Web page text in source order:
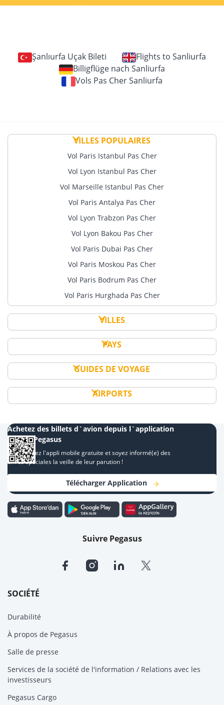
Şanlıurfa Uçak Bileti
Flights to Sanliurfa
Billigflüge nach Sanliurfa
Vols Pas Cher Sanliurfa
VILLES POPULAIRES
Vol Paris Istanbul Pas Cher
Vol Lyon Istanbul Pas Cher
Vol Marseille Istanbul Pas Cher
Vol Paris Antalya Pas Cher
Vol Lyon Trabzon Pas Cher
Vol Lyon Bakou Pas Cher
Vol Paris Dubai Pas Cher
Vol Paris Moskou Pas Cher
Vol Paris Bodrum Pas Cher
Vol Paris Hurghada Pas Cher
VILLES
PAYS
GUIDES DE VOYAGE
AIRPORTS
SOCIÉTÉ
Durabilité
À propos de Pegasus
Salle de presse
Services de la société de l'information / Relations avec les
investisseurs
Pegasus Cargo
Achetez des billets d`avion depuis l`application
mobile Pegasus
Téléchargez l'appli mobile gratuite et soyez informé(e) des
offres spéciales la veille de leur parution !
Télécharger Application
Suivre Pegasus